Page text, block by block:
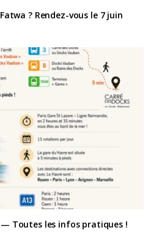
? Rendez-vous le 7 juin
— Toutes les infos pratiques !